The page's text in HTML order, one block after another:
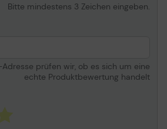
Bitte mindestens 3 Zeichen eingeben.
prüfen wir, ob es sich um eine
echte Produktbewertung handelt